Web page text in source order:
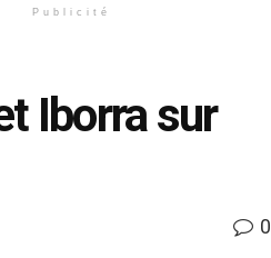
Publicité
Iborra sur
0